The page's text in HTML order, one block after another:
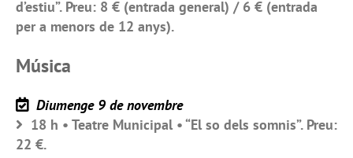
d’estiu”. Preu: 8 € (entrada general) / 6 € (entrada
per a menors de 12 anys).
Música
Diumenge 9 de novembre
18 h • Teatre Municipal • “El so dels somnis”. Preu:
22 €.